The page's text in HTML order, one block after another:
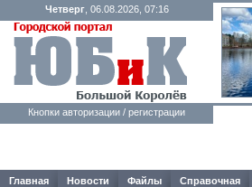
Четверг, 06.08.2026, 07:16
Кнопки авторизации / регистрации
Главная Новости Файлы Справочная